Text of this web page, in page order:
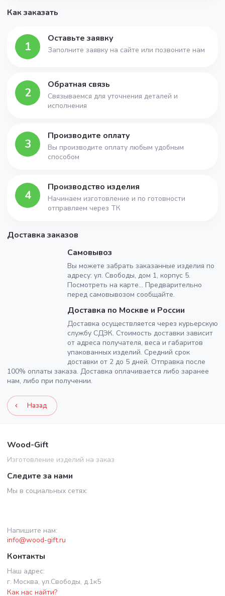
Как заказать
1
Оставьте заявку
Заполните заявку на сайте или позвоните нам
2
Обратная связь
Связываемся для уточнения деталей и
исполнения
3
Производите оплату
Вы производите оплату любым удобным
способом
4
Производство изделия
Начинаем изготовление и по готовности
отправляем через ТК
Доставка заказов
Самовывоз
Вы можете забрать заказанные изделия по
адресу: ул. Свободы, дом 1, корпус 5.
Посмотреть на карте... Предварительно
перед самовывозом сообщайте.
Доставка по Москве и России
Доставка осуществляется через курьерскую
службу СДЭК. Стоимость доставки зависит
от адреса получателя, веса и габаритов
упакованных изделий. Средний срок
доставки от 2 до 5 дней. Отправка после
100% оплаты заказа. Доставка оплачивается либо заранее
нам, либо при получении.
Назад
Wood-Gift
Изготовление изделий на заказ
Следите за нами
Мы в социальных сетях:
Напишите нам:
info@wood-gift.ru
Контакты
Наш адрес:
г. Москва, ул.Свободы, д.1к5
Как нас найти?